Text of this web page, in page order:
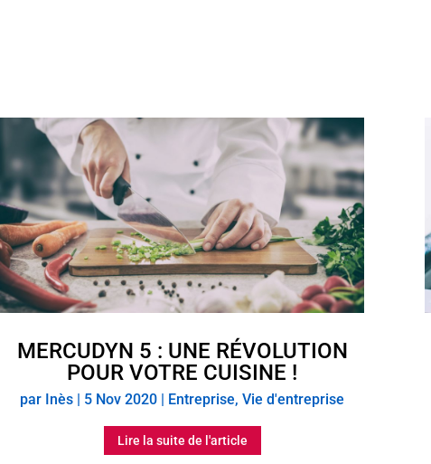
MERCUDYN 5 : UNE RÉVOLUTION
POUR VOTRE CUISINE !
par Inès 5 Nov 2020 Entreprise,Vie d'entreprise
Lire la suite de l'article